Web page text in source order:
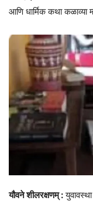
आणि धार्मिक कथा कळाव्या
यौवने शीलरक्षणम् :